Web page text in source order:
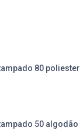
80 poliester
50 algodão